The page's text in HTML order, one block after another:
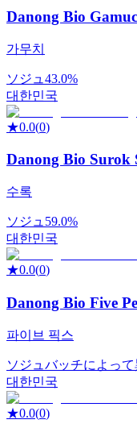
Danong Bio
가무치
ソジュ 43.0%
대한민국
★0.0(0)
Danong Bio Surok
수록
ソジュ 59.0%
대한민국
★0.0(0)
Danong Bio Five
파이브 픽스
ソジュ バッチによって
대한민국
★0.0(0)